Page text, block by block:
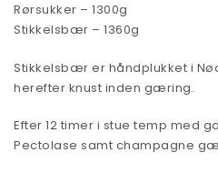
Rørsukker – 1300g
Stikkelsbær – 1360g
Stikkelsbær er håndplukket i
herefter knust inden gæring.
Efter 12 timer i stue temp med
Pectolase samt champagne